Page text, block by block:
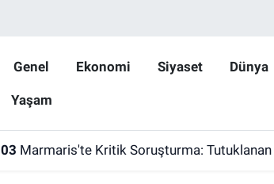
Genel Ekonomi Siyaset Dünya
Yaşam
Marmaris'te Kritik Soruşturma: